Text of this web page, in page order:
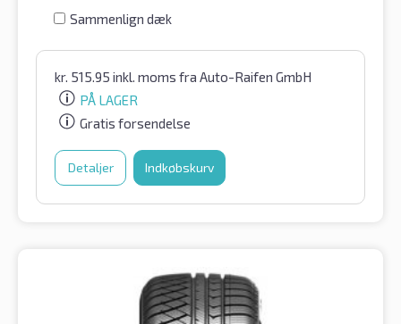
Sammenlign dæk
kr. 515.95 inkl. moms fra Auto-Raifen GmbH
PÅ LAGER
Gratis forsendelse
Detaljer Indkøbskurv